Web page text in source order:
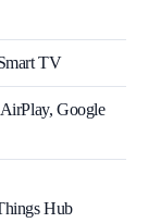
TV
Google
Hub